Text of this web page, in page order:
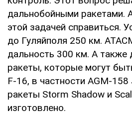
дальнобойными ракетами.
этой задачей справиться.
до Гуляйполя 250 км.
дальность 300 км. А также
ракеты, которые могут
F-16, в частности AGM-
ракеты Storm Shadow и
изготовлено.